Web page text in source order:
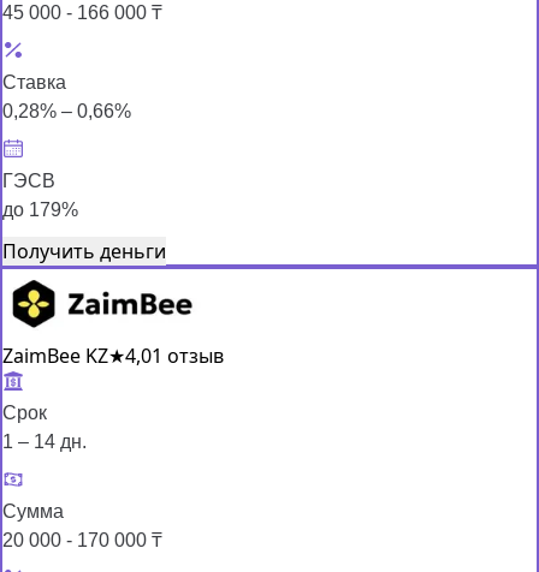
45 000 - 166 000 ₸
Ставка
0,28% – 0,66%
ГЭСВ
до 179%
Получить деньги
ZaimBee KZ★4,01 отзыв
Срок
1 – 14 дн.
Сумма
20 000 - 170 000 ₸